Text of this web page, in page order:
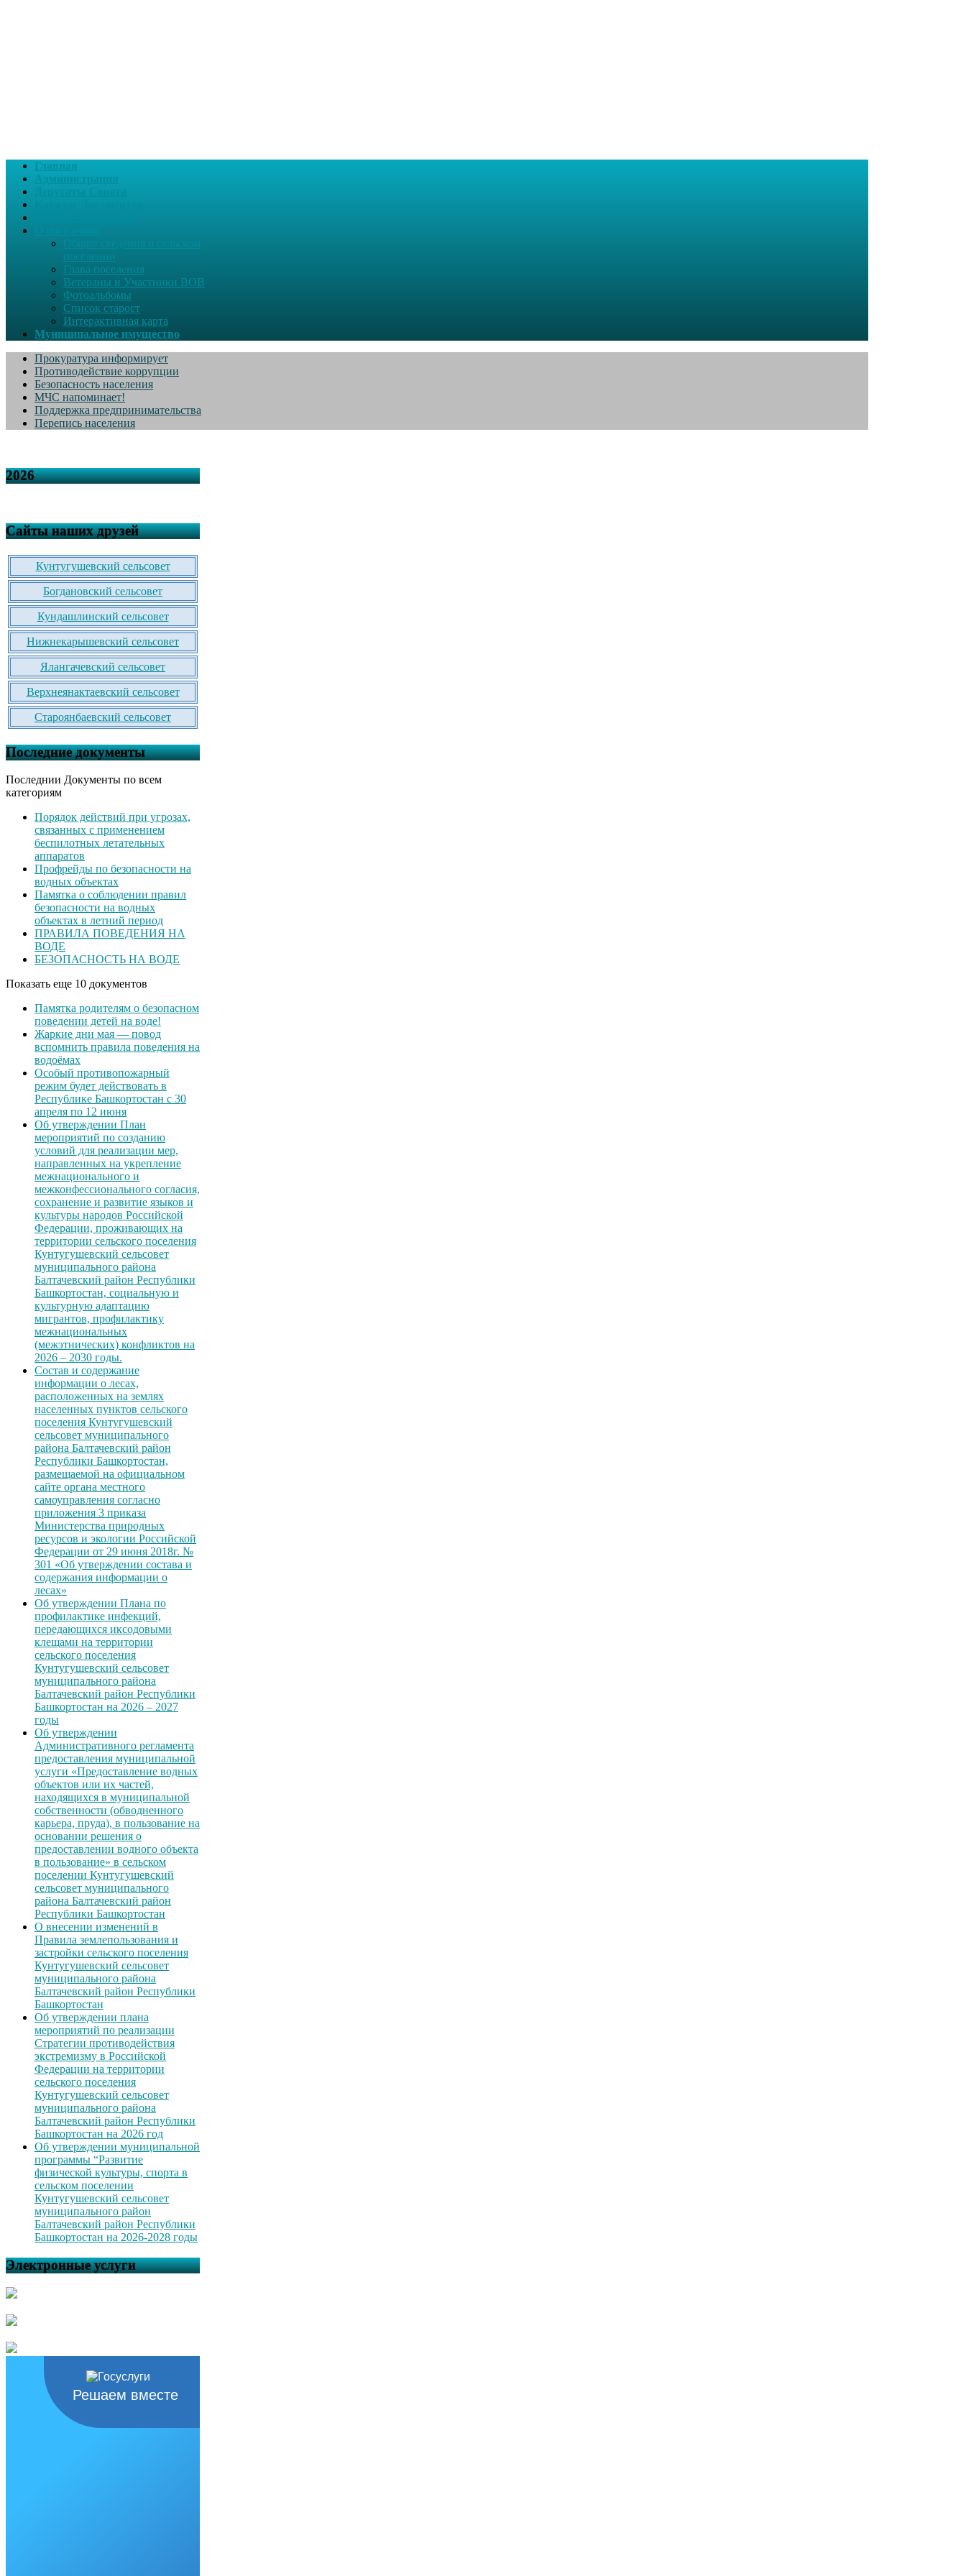
Главная
поселении
Глава поселения
Ветераны и Участники ВОВ
Фотоальбомы
Список старост
Интерактивная карта
Муниципальное имущество
Прокуратура информирует
Противодействие коррупции
Безопасность населения
МЧС напоминает!
Поддержка предпринимательства
Перепись населения
2026
Сайты наших друзей
Кунтугушевский сельсовет
Богдановский сельсовет
Кундашлинский сельсовет
Нижнекарышевский сельсовет
Ялангачевский сельсовет
Верхнеянактаевский сельсовет
Староянбаевский сельсовет
Последние документы
Последнии Документы по всем
категориям
Порядок действий при угрозах,
связанных с применением
беспилотных летательных
аппаратов
Профрейды по безопасности на
водных объектах
Памятка о соблюдении правил
безопасности на водных
объектах в летний период
ПРАВИЛА ПОВЕДЕНИЯ НА
ВОДЕ
БЕЗОПАСНОСТЬ НА ВОДЕ
Показать еще 10 документов
Памятка родителям о безопасном
поведении детей на воде!
Жаркие дни мая — повод
вспомнить правила поведения на
водоёмах
Особый противопожарный
режим будет действовать в
Республике Башкортостан с 30
апреля по 12 июня
Об утверждении План
мероприятий по созданию
условий для реализации мер,
направленных на укрепление
межнационального и
межконфессионального согласия,
сохранение и развитие языков и
культуры народов Российской
Федерации, проживающих на
территории сельского поселения
Кунтугушевский сельсовет
муниципального района
Балтачевский район Республики
Башкортостан, социальную и
культурную адаптацию
мигрантов, профилактику
межнациональных
(межэтнических) конфликтов на
2026 – 2030 годы.
Состав и содержание
информации о лесах,
расположенных на землях
населенных пунктов сельского
поселения Кунтугушевский
сельсовет муниципального
района Балтачевский район
Республики Башкортостан,
размещаемой на официальном
сайте органа местного
самоуправления согласно
приложения 3 приказа
Министерства природных
ресурсов и экологии Российской
Федерации от 29 июня 2018г. №
301 «Об утверждении состава и
содержания информации о
лесах»
Об утверждении Плана по
профилактике инфекций,
передающихся иксодовыми
клещами на территории
сельского поселения
Кунтугушевский сельсовет
муниципального района
Балтачевский район Республики
Башкортостан на 2026 – 2027
годы
Об утверждении
Административного регламента
предоставления муниципальной
услуги «Предоставление водных
объектов или их частей,
находящихся в муниципальной
собственности (обводненного
карьера, пруда), в пользование на
основании решения о
предоставлении водного объекта
в пользование» в сельском
поселении Кунтугушевский
сельсовет муниципального
района Балтачевский район
Республики Башкортостан
О внесении изменений в
Правила землепользования и
застройки сельского поселения
Кунтугушевский сельсовет
муниципального района
Балтачевский район Республики
Башкортостан
Об утверждении плана
мероприятий по реализации
Стратегии противодействия
экстремизму в Российской
Федерации на территории
сельского поселения
Кунтугушевский сельсовет
муниципального района
Балтачевский район Республики
Башкортостан на 2026 год
Об утверждении муниципальной
программы “Развитие
физической культуры, спорта в
сельском поселении
Кунтугушевский сельсовет
муниципального район
Балтачевский район Республики
Башкортостан на 2026-2028 годы
Электронные услуги
Решаем вместе